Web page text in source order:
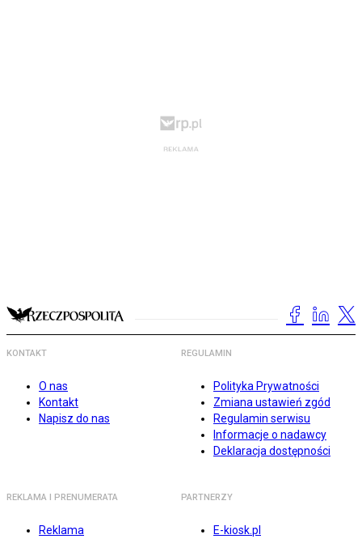
KONTAKT
O nas
Kontakt
Napisz do nas
REGULAMIN
Polityka Prywatności
Zmiana ustawień zgód
Regulamin serwisu
Informacje o nadawcy
Deklaracja dostępności
REKLAMA I PRENUMERATA
Reklama
PARTNERZY
E-kiosk.pl